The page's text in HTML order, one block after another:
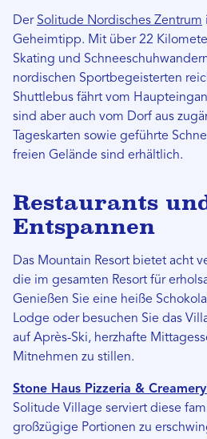
Der Solitude Nordisches Zentrum
Geheimtipp. Mit über 22
Skating und
nordischen Sportbegeisterten
Shuttlebus fährt vom
sind aber auch vom Dorf aus
Tageskarten sowie geführte
freien Gelände sind erhältlich.
Restaurants
Entspannen
Das Mountain Resort bietet acht
die im gesamten Resort für
Genießen Sie eine heiße
Lodge oder besuchen Sie das
auf Après-Ski, herzhafte
Mitnehmen zu stillen.
Stone Haus Pizzeria &
Solitude Village serviert diese
großzügige Portionen zu